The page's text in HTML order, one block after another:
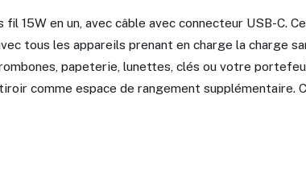
15W en un, avec câble avec connecteur USB-C.
tous les appareils prenant en charge la charge
papeterie, lunettes, clés ou votre
comme espace de rangement supplémentaire.